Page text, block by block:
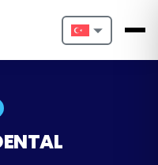
Nederlands